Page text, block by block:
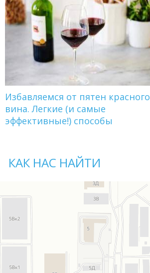
Избавляемся от пятен красного
вина. Легкие (и самые
эффективные!) способы
КАК НАС НАЙТИ